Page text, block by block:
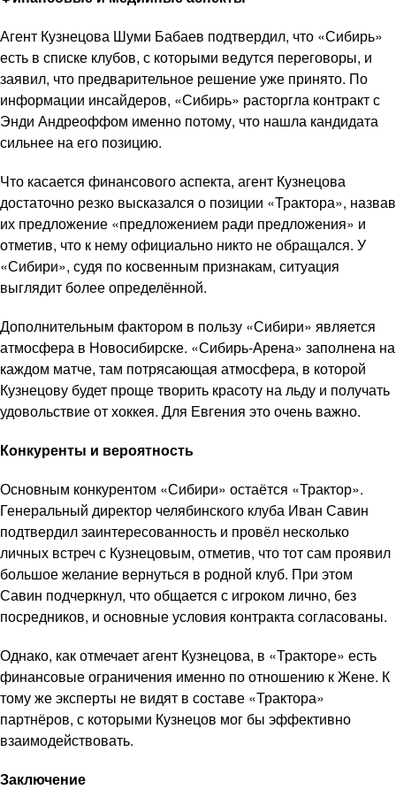
Агент Кузнецова Шуми Бабаев подтвердил, что «Сибирь»
есть в списке клубов, с которыми ведутся переговоры, и
заявил, что предварительное решение уже принято. По
информации инсайдеров, «Сибирь» расторгла контракт с
Энди Андреоффом именно потому, что нашла кандидата
сильнее на его позицию.
Что касается финансового аспекта, агент Кузнецова
достаточно резко высказался о позиции «Трактора», назвав
их предложение «предложением ради предложения» и
отметив, что к нему официально никто не обращался. У
«Сибири», судя по косвенным признакам, ситуация
выглядит более определённой.
Дополнительным фактором в пользу «Сибири» является
атмосфера в Новосибирске. «Сибирь-Арена» заполнена на
каждом матче, там потрясающая атмосфера, в которой
Кузнецову будет проще творить красоту на льду и получать
удовольствие от хоккея. Для Евгения это очень важно.
Конкуренты и вероятность
Основным конкурентом «Сибири» остаётся «Трактор».
Генеральный директор челябинского клуба Иван Савин
подтвердил заинтересованность и провёл несколько
личных встреч с Кузнецовым, отметив, что тот сам проявил
большое желание вернуться в родной клуб. При этом
Савин подчеркнул, что общается с игроком лично, без
посредников, и основные условия контракта согласованы.
Однако, как отмечает агент Кузнецова, в «Тракторе» есть
финансовые ограничения именно по отношению к Жене. К
тому же эксперты не видят в составе «Трактора»
партнёров, с которыми Кузнецов мог бы эффективно
взаимодействовать.
Заключение